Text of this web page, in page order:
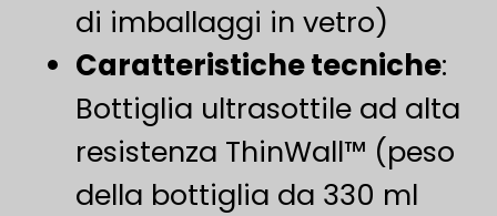
di imballaggi in vetro)
Caratteristiche tecniche​:
Bottiglia ultrasottile ad alta
resistenza ThinWall™ (peso
della bottiglia da 330 ml